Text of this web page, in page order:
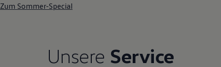
Karriere im Autohaus
Events
Rückblick VW Bus Festival 2023
Zum Sommer-Special
Unsere Service